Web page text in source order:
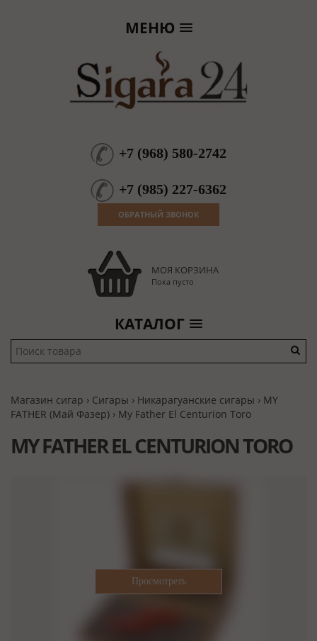
МЕНЮ
+7 (968) 580-2742
+7 (985) 227-6362
ОБРАТНЫЙ ЗВОНОК
МОЯ КОРЗИНА
Пока пусто
КАТАЛОГ
Магазин сигар › Сигары › Никарагуанские сигары › MY
FATHER (Май Фазер) › My Father El Centurion Toro
MY FATHER EL CENTURION TORO